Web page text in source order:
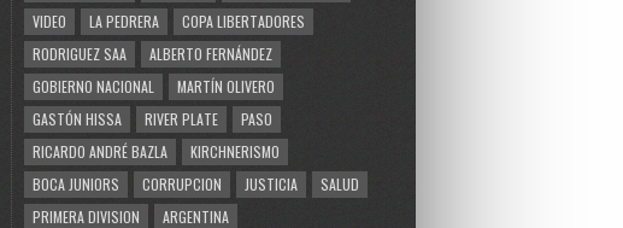
VIDEO
LA PEDRERA
COPA LIBERTADORES
RODRIGUEZ SAA
ALBERTO FERNÁNDEZ
GOBIERNO NACIONAL
MARTÍN OLIVERO
GASTÓN HISSA
RIVER PLATE
PASO
RICARDO ANDRÉ BAZLA
KIRCHNERISMO
BOCA JUNIORS
CORRUPCION JUSTICIA
SALUD
PRIMERA DIVISION
ARGENTINA